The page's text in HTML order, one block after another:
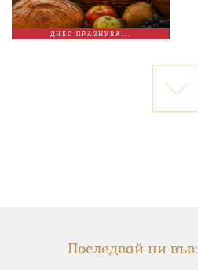
ДНЕС ПРАЗНУВА...
Последвай ни във: